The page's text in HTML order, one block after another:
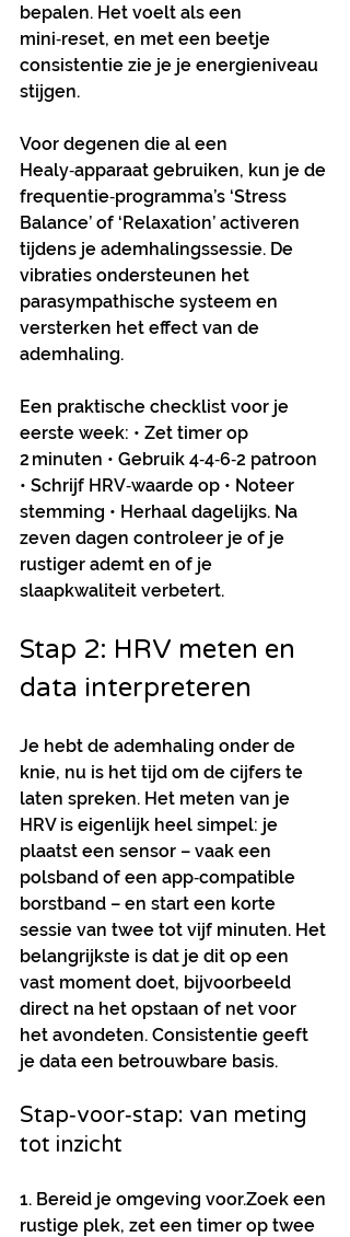
bepalen. Het voelt als een
mini‑reset, en met een beetje
consistentie zie je je energieniveau
stijgen.
Voor degenen die al een
Healy‑apparaat gebruiken, kun je de
frequentie‑programma’s ‘Stress
Balance’ of ‘Relaxation’ activeren
tijdens je ademhalingssessie. De
vibraties ondersteunen het
parasympathische systeem en
versterken het effect van de
ademhaling.
Een praktische checklist voor je
eerste week: • Zet timer op
2 minuten • Gebruik 4‑4‑6‑2 patroon
• Schrijf HRV‑waarde op • Noteer
stemming • Herhaal dagelijks. Na
zeven dagen controleer je of je
rustiger ademt en of je
slaapkwaliteit verbetert.
Stap 2: HRV meten en
data interpreteren
Je hebt de ademhaling onder de
knie, nu is het tijd om de cijfers te
laten spreken. Het meten van je
HRV is eigenlijk heel simpel: je
plaatst een sensor – vaak een
polsband of een app‑compatible
borstband – en start een korte
sessie van twee tot vijf minuten. Het
belangrijkste is dat je dit op een
vast moment doet, bijvoorbeeld
direct na het opstaan of net voor
het avondeten. Consistentie geeft
je data een betrouwbare basis.
Stap‑voor‑stap: van meting
tot inzicht
1. Bereid je omgeving voor.Zoek een
rustige plek, zet een timer op twee